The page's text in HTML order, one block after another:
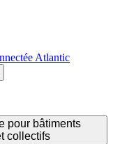
Atlantic
pour bâtiments
collectifs